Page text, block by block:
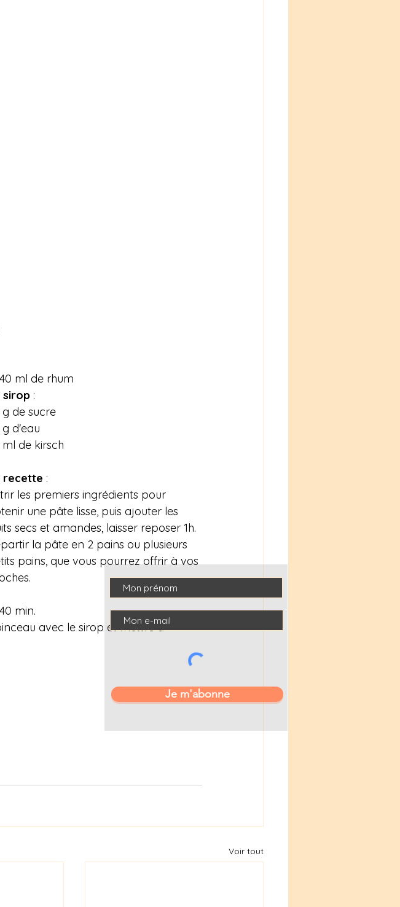
ml de rhum
sirop :
g de sucre
g d'eau
ml de kirsch
recette :
les premiers ingrédients pour
une pâte lisse, puis ajouter les
secs et amandes, laisser reposer 1h.
la pâte en 2 pains ou plusieurs
pains, que vous pourrez offrir à vos
min.
avec le sirop et mettre à
Voir tout
Je m'abonne